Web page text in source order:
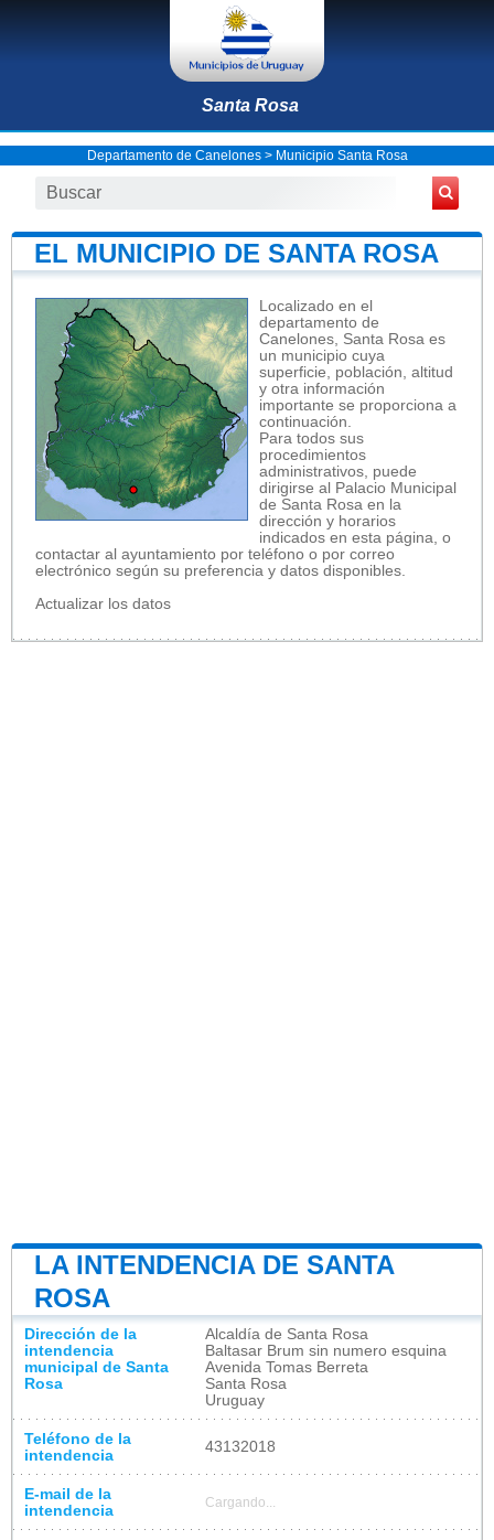
Santa Rosa
Departamento de Canelones> Municipio Santa Rosa
EL MUNICIPIO DE SANTA ROSA
Localizado en el
departamento de
Canelones, Santa Rosa es
un municipio cuya
superficie, población, altitud
y otra información
importante se proporciona a
continuación.
Para todos sus
procedimientos
administrativos, puede
dirigirse al Palacio Municipal
de Santa Rosa en la
dirección y horarios
indicados en esta página, o
contactar al ayuntamiento por teléfono o por correo
electrónico según su preferencia y datos disponibles.
Actualizar los datos
LA INTENDENCIA DE SANTA
ROSA
Dirección de la
intendencia
municipal de Santa
Rosa
Alcaldía de Santa Rosa
Baltasar Brum sin numero esquina
Avenida Tomas Berreta
Santa Rosa
Uruguay
Teléfono de la
intendencia
43132018
E-mail de la
intendencia
Cargando...